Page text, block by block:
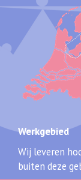
Werkgebied
Wij leveren
buiten deze